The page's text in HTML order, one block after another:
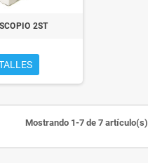
2ST
Mostrando 1-7 de 7 artículo(s)